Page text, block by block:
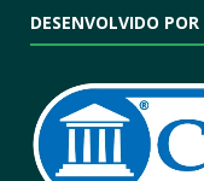
DESENVOLVIDO POR